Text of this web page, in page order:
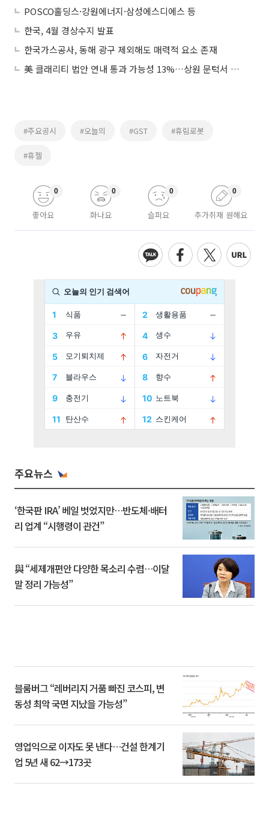
POSCO홀딩스·강원에너지·삼성에스디에스 등
한국, 4월 경상수지 발표
한국가스공사, 동해 광구 제외해도 매력적 요소 존재
美 클래리티 법안 연내 통과 가능성 13%…상원 문턱서 제동
#주요공시 #오늘의 #GST #휴림로봇
#휴젤
좋아요
0
화나요
0
슬퍼요
0
추가취재 원해요
0
주요뉴스
‘한국판 IRA’ 베일 벗었지만…반도체·배터
리 업계 “시행령이 관건”
與 “세제개편안 다양한 목소리 수렴…이달
말 정리 가능성”
블룸버그 “레버리지 거품 빠진 코스피, 변
동성 최악 국면 지났을 가능성”
영업익으로 이자도 못 낸다…건설 한계기
업 5년 새 62→173곳